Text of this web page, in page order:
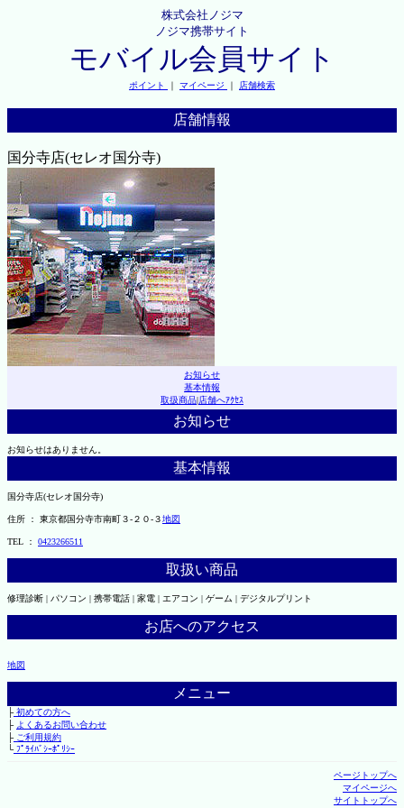
株式会社ノジマ
ノジマ携帯サイト
モバイル会員サイト
ポイント ｜ マイページ ｜ 店舗検索
店舗情報
国分寺店(セレオ国分寺)
お知らせ
基本情報
取扱商品|店舗へｱｸｾｽ
お知らせ
お知らせはありません。
基本情報
国分寺店(セレオ国分寺)
住所 ： 東京都国分寺市南町３-２０-３地図
TEL ： 0423266511
取扱い商品
修理診断 | パソコン | 携帯電話 | 家電 | エアコン | ゲーム | デジタルプリント
お店へのアクセス
地図
メニュー
├初めての方へ
├ よくあるお問い合わせ
├ご利用規約
└ﾌﾟﾗｲﾊﾞｼｰﾎﾟﾘｼｰ
ページトップへ
マイページへ
サイトトップへ